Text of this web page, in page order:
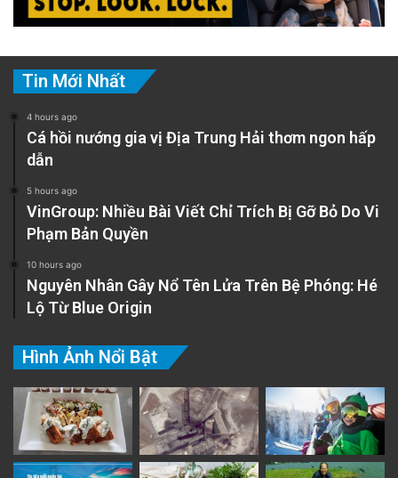
Tin Mới Nhất
4 hours ago
Cá hồi nướng gia vị Địa Trung Hải thơm ngon hấp
dẫn
5 hours ago
VinGroup: Nhiều Bài Viết Chỉ Trích Bị Gỡ Bỏ Do Vi
Phạm Bản Quyền
10 hours ago
Nguyên Nhân Gây Nổ Tên Lửa Trên Bệ Phóng: Hé
Lộ Từ Blue Origin
Hình Ảnh Nổi Bật